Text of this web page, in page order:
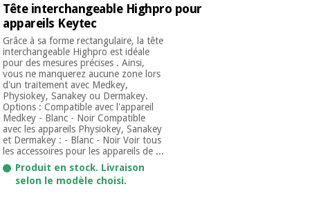
Tête interchangeable Highpro pour
appareils Keytec
Grâce à sa forme rectangulaire, la tête
interchangeable Highpro est idéale
pour des mesures précises . Ainsi,
vous ne manquerez aucune zone lors
d'un traitement avec Medkey,
Physiokey, Sanakey ou Dermakey.
Options : Compatible avec l'appareil
Medkey - Blanc - Noir Compatible
avec les appareils Physiokey, Sanakey
et Dermakey : - Blanc - Noir Voir tous
les accessoires pour les appareils de ...
Produit en stock. Livraison
selon le modèle choisi.